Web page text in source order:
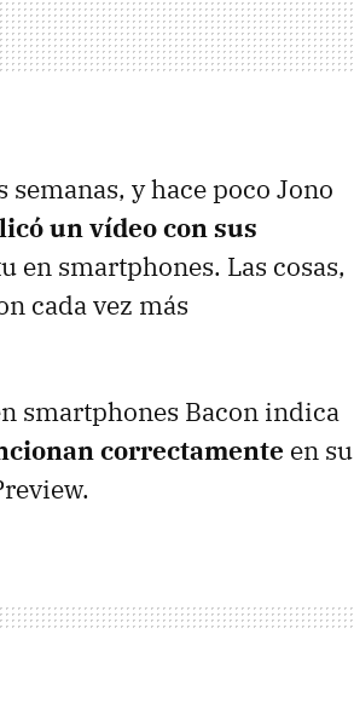
y hace poco Jono
un vídeo con sus
en smartphones. Las cosas,
cada vez más
smartphones Bacon indica
correctamente en su